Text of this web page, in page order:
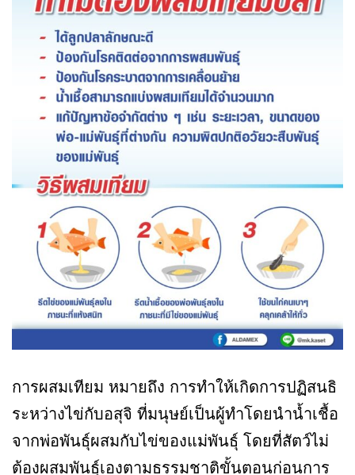
การผสมเทียม หมายถึง การทำให้เกิดการปฏิสนธิ
ระหว่างไข่กับอสุจิ ที่มนุษย์เป็นผู้ทำโดยนำน้ำเชื้อ
จากพ่อพันธุ์ผสมกับไข่ของแม่พันธุ์ โดยที่สัตว์ไม่
ต้องผสมพันธุ์เองตามธรรมชาติขั้นตอนก่อนการ